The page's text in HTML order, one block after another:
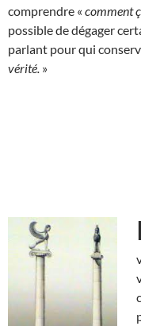
comprendre « comment
possible de dégager
parlant pour qui
vérité. »